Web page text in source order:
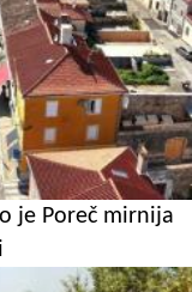
je Poreč mirnija